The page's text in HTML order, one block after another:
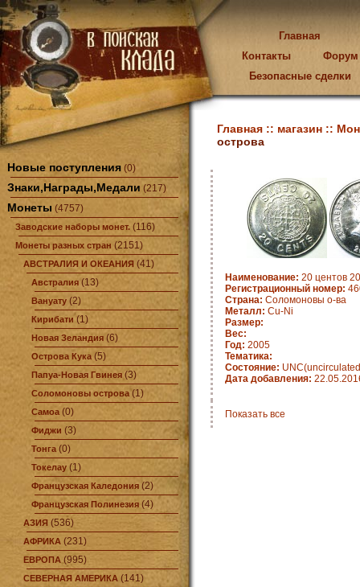
Главная
Контакты
Форум
Безопасные сделки
Новые поступления (0)
Знаки,Награды,Медали (217)
Монеты (4757)
Заводские наборы монет. (116)
Монеты разных стран (2151)
АВСТРАЛИЯ И ОКЕАНИЯ (41)
Австралия (13)
Вануату (2)
Кирибати(1)
Новая Зеландия (6)
Острова Кука (5)
Папуа-Новая Гвинея (3)
Соломоновы острова(1)
Самоа (0)
Фиджи (3)
Тонга (0)
Токелау (1)
Французская Каледония (2)
Французская Полинезия (4)
АЗИЯ (536)
АФРИКА (231)
ЕВРОПА(995)
СЕВЕРНАЯ АМЕРИКА (141)
Главная :: магазин ::
острова
Наименование: 20 центов
Регистрационный номер:
Страна: Соломоновы о-ва
Металл: Cu-Ni
Размер:
Вес:
Год: 2005
Тематика:
Состояние:
Дата добавления:
Показать все